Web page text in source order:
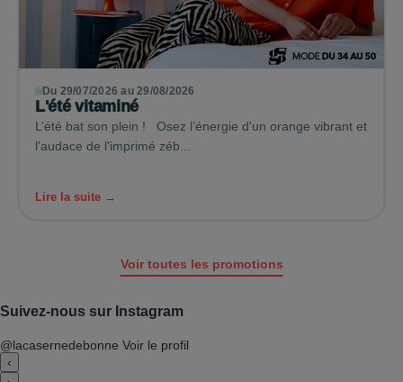
Du 29/07/2026 au 29/08/2026
L'été vitaminé
L’été bat son plein ! Osez l’énergie d'un orange vibrant et
l'audace de l'imprimé zéb...
Lire la suite →
Voir toutes les promotions
Suivez-nous sur Instagram
@lacasernedebonne Voir le profil
‹